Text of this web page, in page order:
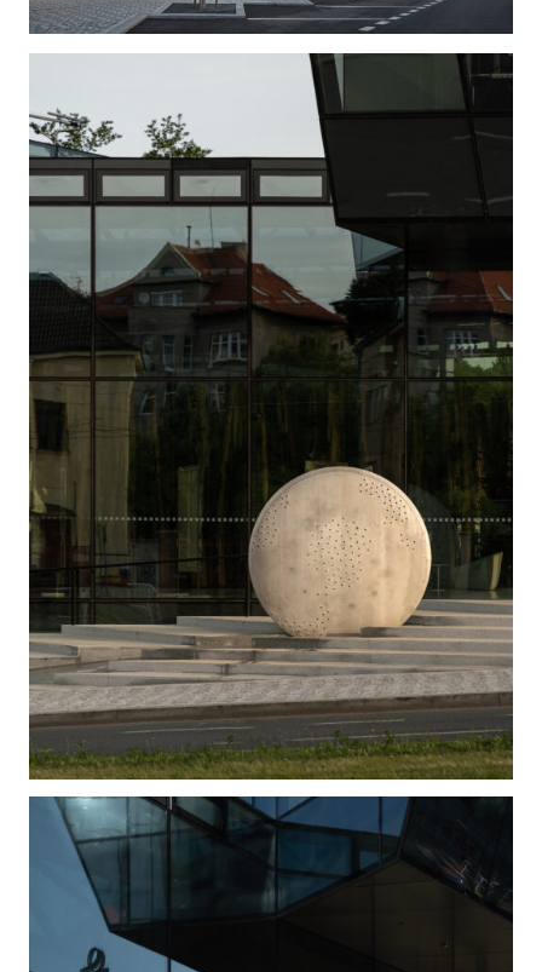
vymezeného a modelovaného prostoru. Sklo
nevyjadřuje lehkost jednotlivých budov – krystalů
ale naopak symbolicky jejich kompaktní hmotnost a
tektoniku v pevném posazení těchto objemů na
platformu.
Nekonvenční geometrie architektonické formy je i
vlivů konkrétního místa a celý soubor budov
chápeme jako současný a specifický typ
městského bloku s pevně definovanými uličními
čárami a veřejným prostorem.
Za nejpodstatnější vlastnost urbanistického
konceptu Centra Bořislavka považujeme velký
rozsah prostupnosti celou jeho strukturou z
okolního území podél ulic Evropské a Kladenské a
přímé spojení s vestibulem metra z více vstupů v
území. Rozsahem možného pohybu veřejnými a
polo veřejnými plochami a terasami, v interiéru i
exteriéru, rovnoměrně prostupujícími celým
souborem to lze přirovnat k mraveništi.
Architektonický koncept Centra Bořislavka počítal
od počátku s uměleckými díly jako nedílnými
součástmi celého prostředí, a to v zásadě ve dvou
časových úsecích.
První část děl byla koncipována v předem určených
pozicích exteriéru (piazzetta, prostor před vstupem
do HQ) i interiéru ještě před dokončením výstavby
Centra.
Druhá část by měla pokračovat po dokončení
Centra především ve veřejné prostoru a jak pozice,
tak i výběr děl už bude probíhat v kontextu
existujících budov.
Může tak být uměleckou reakcí na fyzicky přítomný